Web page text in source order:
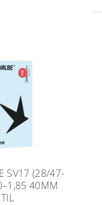
SV17 (28/47-
40MM